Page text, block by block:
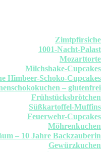
Zimtpfirsiche
1001-Nacht-Palast
Mozarttorte
Milchshake-Cupcakes
Himbeer-Schoko-Cupcakes
– glutenfrei
Frühstücksbrötchen
Süßkartoffel-Muffins
Feuerwehr-Cupcakes
Möhrenkuchen
– 10 Jahre Backzauberin
Gewürzkuchen